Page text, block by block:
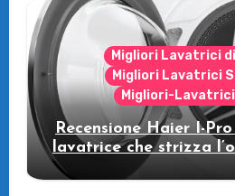
Migliori Lavatrici
Migliori Lavatrici
Migliori-
Recensione Haier I-
lavatrice che strizza